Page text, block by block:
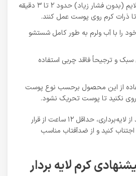
با حرکات دایره‌ای و ملایم (بدون فشار زیاد) حدود ۲ تا ۳ دقیقه
ذرات کرم روی پوست عمل کنند.
را با آب ولرم به طور کامل شستشو
و ترجیحاً فاقد چربی استفاده
۲ بار استفاده از این محصول برحسب نوع پوست
نکنید تا پوست تحریک نشود.
توصیه می‌شود بعد از لایه‌برداری، حداقل ۱۲ ساعت از قرار
کنید و از ضدآفتاب مناسب
کرم لایه بردار